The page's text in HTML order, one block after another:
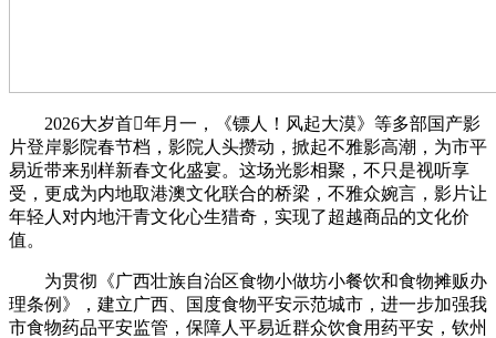
2026大岁首年月一，《镖人！风起大漠》等多部国产影
片登岸影院春节档，影院人头攒动，掀起不雅影高潮，为市平
易近带来别样新春文化盛宴。这场光影相聚，不只是视听享
受，更成为内地取港澳文化联合的桥梁，不雅众婉言，影片让
年轻人对内地汗青文化心生猎奇，实现了超越商品的文化价
值。
为贯彻《广西壮族自治区食物小做坊小餐饮和食物摊贩办
理条例》，建立广西、国度食物平安示范城市，进一步加强我
市食物药品平安监管，保障人平易近群众饮食用药平安，钦州